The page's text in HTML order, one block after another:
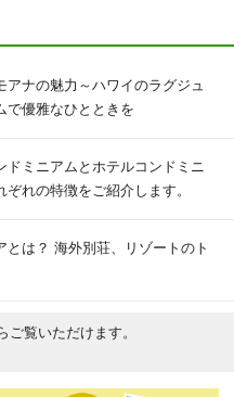
アナの魅力～ハワイのラグジュ
で優雅なひとときを
ドミニアムとホテルコンドミニ
れの特徴をご紹介します。
とは？ 海外別荘、リゾートのト
ご覧いただけます。
立ち情報をお届け
ック集